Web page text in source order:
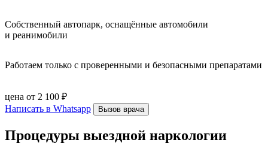
Собственный автопарк, оснащённые автомобили
и реанимобили
Работаем только с проверенными и безопасными препаратами
цена от 2 100 ₽
Написать в Whatsapp
Вызов врача
Процедуры выездной наркологии